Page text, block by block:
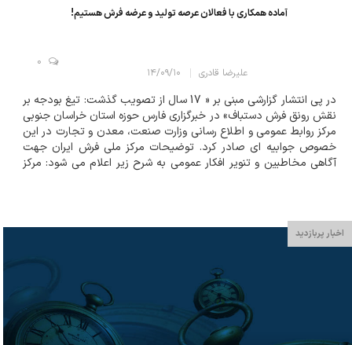
آماده همکاری با فعالان عرصه تولید و عرضه فرش هستیم!
علیرضا قادری ۱۴/۰۹/۱۰
0
در پی انتشار گزارشی مبنی بر « 17 سال از تصویب گذشت: تیغ بودجه بر
نقش رونق فرش دستباف» در خبرگزاری فارس حوزه استان خراسان جنوبی
مرکز روابط عمومی و اطلاع رسانی وزارت صنعت، معدن و تجارت در این
خصوص جوابیه ای صادر کرد. توضیحات مرکز ملی فرش ایران جهت
آگاهی مخاطبین و تنویر افکار عمومی به شرح زیر اعلام می شود: مرکز
اخبار پربازدید